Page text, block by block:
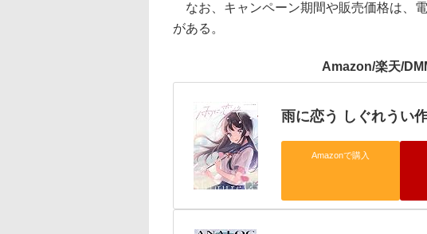
なお、キャンペーン期間や販売価格は、
がある。
Amazon/楽天/
雨に恋う しぐれうい
Amazonで購入